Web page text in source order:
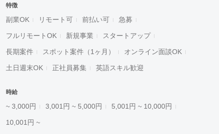
特徴
副業OK リモート可 前払い可 急募
フルリモートOK 新規事業 スタートアップ
長期案件 スポット案件（1ヶ月） オンライン面談OK
土日週末OK 正社員募集 英語スキル歓迎
時給
~ 3,000円 3,001円 ~ 5,000円 5,001円 ~ 10,000円
10,001円 ~